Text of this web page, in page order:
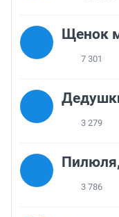
Щенок
7 301
3 279
3 786